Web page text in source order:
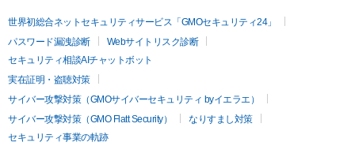
世界初総合ネットセキュリティサービス「GMOセキュリティ24」
パスワード漏洩診断
Webサイトリスク診断
セキュリティ相談AIチャットボット
実在証明・盗聴対策
サイバー攻撃対策（GMOサイバーセキュリティ byイエラエ）
サイバー攻撃対策（GMO Flatt Security）
なりすまし対策
セキュリティ事業の軌跡